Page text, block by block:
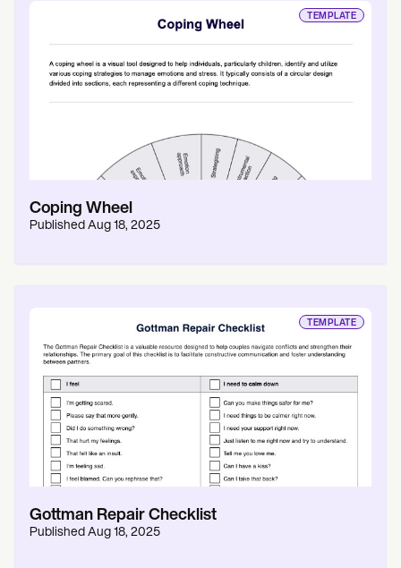
TEMPLATE
Coping Wheel
Published Aug 18, 2025
TEMPLATE
Gottman Repair Checklist
Published Aug 18, 2025